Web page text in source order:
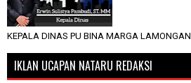
KEPALA DINAS PU BINA MARGA LAMONGAN
IKLAN UCAPAN NATARU REDAKSI